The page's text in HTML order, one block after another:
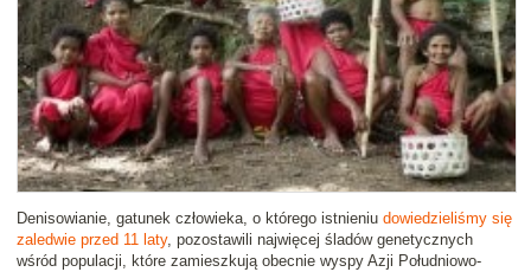
Denisowianie, gatunek człowieka, o którego istnieniu dowiedzieliśmy się
zaledwie przed 11 laty, pozostawili najwięcej śladów genetycznych
wśród populacji, które zamieszkują obecnie wyspy Azji Południowo-